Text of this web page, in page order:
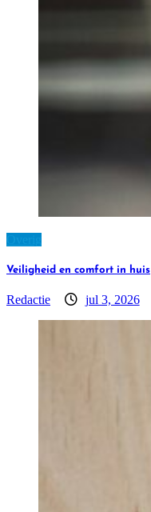
Veiligheid en comfort in huis
Redactie jul 3, 2026